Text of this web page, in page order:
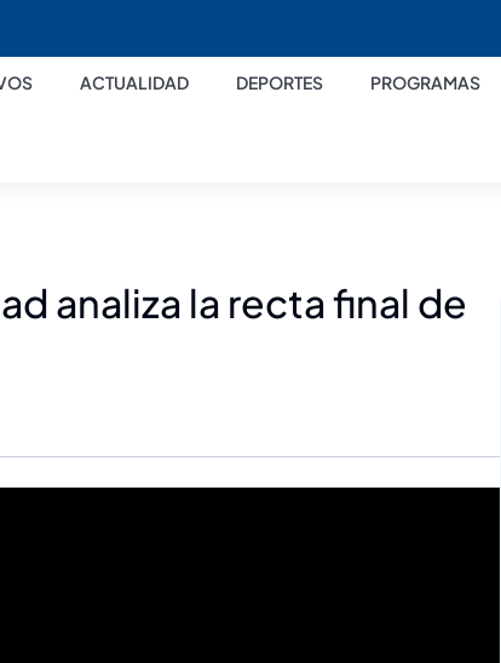
ACTUALIDAD DEPORTES PROGRAMAS
analiza la recta final de